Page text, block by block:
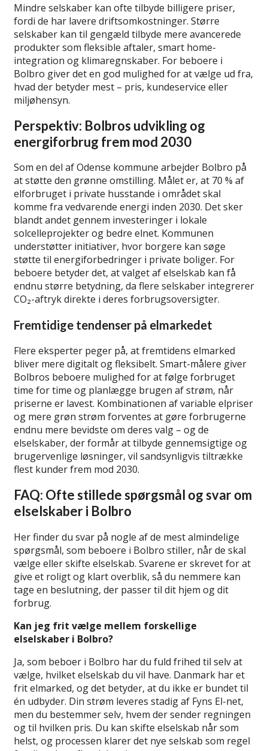
Mindre selskaber kan ofte tilbyde billigere priser,
fordi de har lavere driftsomkostninger. Større
selskaber kan til gengæld tilbyde mere avancerede
produkter som fleksible aftaler, smart home-
integration og klimaregnskaber. For beboere i
Bolbro giver det en god mulighed for at vælge ud fra,
hvad der betyder mest – pris, kundeservice eller
miljøhensyn.
Perspektiv: Bolbros udvikling og
energiforbrug frem mod 2030
Som en del af Odense kommune arbejder Bolbro på
at støtte den grønne omstilling. Målet er, at 70 % af
elforbruget i private husstande i området skal
komme fra vedvarende energi inden 2030. Det sker
blandt andet gennem investeringer i lokale
solcelleprojekter og bedre elnet. Kommunen
understøtter initiativer, hvor borgere kan søge
støtte til energiforbedringer i private boliger. For
beboere betyder det, at valget af elselskab kan få
endnu større betydning, da flere selskaber integrerer
CO₂-aftryk direkte i deres forbrugsoversigter.
Fremtidige tendenser på elmarkedet
Flere eksperter peger på, at fremtidens elmarked
bliver mere digitalt og fleksibelt. Smart-målere giver
Bolbros beboere mulighed for at følge forbruget
time for time og planlægge brugen af strøm, når
priserne er lavest. Kombinationen af variable elpriser
og mere grøn strøm forventes at gøre forbrugerne
endnu mere bevidste om deres valg – og de
elselskaber, der formår at tilbyde gennemsigtige og
brugervenlige løsninger, vil sandsynligvis tiltrække
flest kunder frem mod 2030.
FAQ: Ofte stillede spørgsmål og svar om
elselskaber i Bolbro
Her finder du svar på nogle af de mest almindelige
spørgsmål, som beboere i Bolbro stiller, når de skal
vælge eller skifte elselskab. Svarene er skrevet for at
give et roligt og klart overblik, så du nemmere kan
tage en beslutning, der passer til dit hjem og dit
forbrug.
Kan jeg frit vælge mellem forskellige
elselskaber i Bolbro?
Ja, som beboer i Bolbro har du fuld frihed til selv at
vælge, hvilket elselskab du vil have. Danmark har et
frit elmarked, og det betyder, at du ikke er bundet til
én udbyder. Din strøm leveres stadig af Fyns El-net,
men du bestemmer selv, hvem der sender regningen
og til hvilken pris. Du kan skifte elselskab når som
helst, og processen klarer det nye selskab som regel